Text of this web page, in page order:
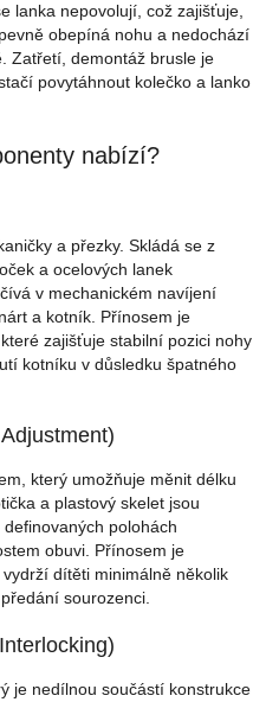
lanka nepovolují, což zajišťuje,
obepíná nohu a nedochází
Zatřetí, demontáž brusle je
povytáhnout kolečko a lanko
nabízí?
a přezky. Skládá se z
a ocelových lanek
v mechanickém navíjení
a kotník. Přínosem je
zajišťuje stabilní pozici nohy
kotníku v důsledku špatného
který umožňuje měnit délku
a plastový skelet jsou
polohách
obuvi. Přínosem je
dítěti minimálně několik
sourozenci.
je nedílnou součástí konstrukce